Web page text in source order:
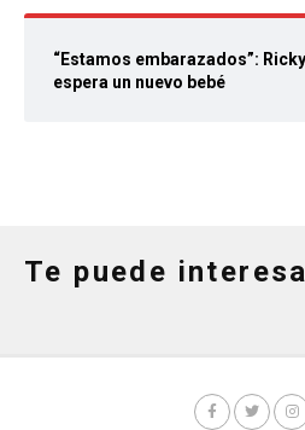
“Estamos embarazados”:
espera un nuevo bebé
Te puede